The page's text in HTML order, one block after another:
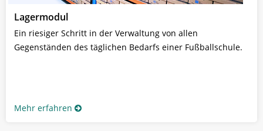
Lagermodul
Ein riesiger Schritt in der Verwaltung von allen
Gegenständen des täglichen Bedarfs einer Fußballschule.
Mehr erfahren